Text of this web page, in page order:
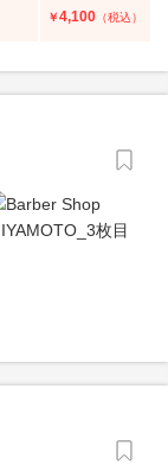
￥4,100 （税込）